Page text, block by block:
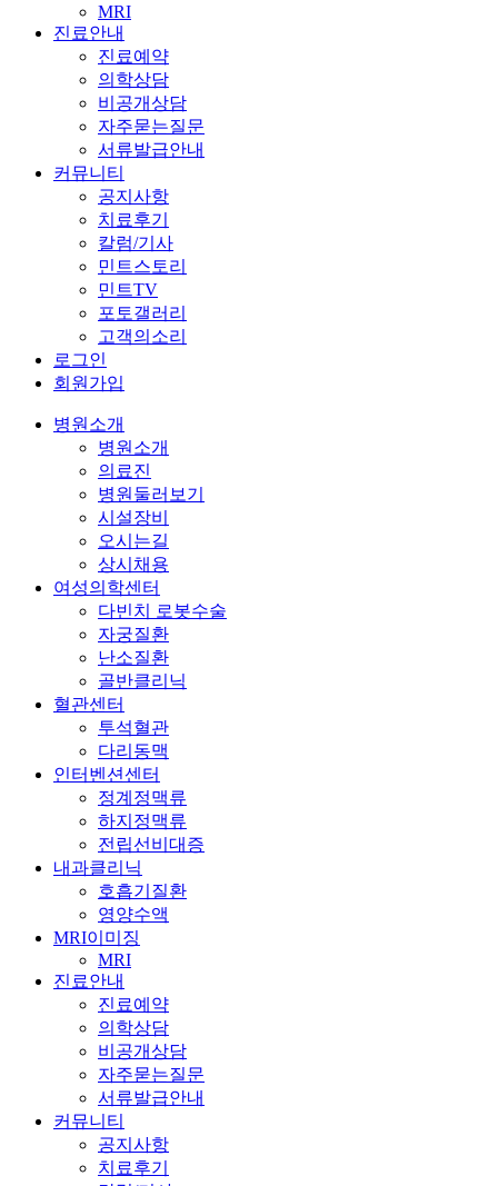
MRI
진료안내
진료예약
의학상담
비공개상담
자주묻는질문
서류발급안내
커뮤니티
공지사항
치료후기
칼럼/기사
민트스토리
민트TV
포토갤러리
고객의소리
로그인
회원가입
병원소개
병원소개
의료진
병원둘러보기
시설장비
오시는길
상시채용
여성의학센터
다빈치 로봇수술
자궁질환
난소질환
골반클리닉
혈관센터
투석혈관
다리동맥
인터벤션센터
정계정맥류
하지정맥류
전립선비대증
내과클리닉
호흡기질환
영양수액
MRI이미징
MRI
진료안내
진료예약
의학상담
비공개상담
자주묻는질문
서류발급안내
커뮤니티
공지사항
치료후기